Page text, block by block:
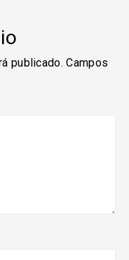
publicado. Campos